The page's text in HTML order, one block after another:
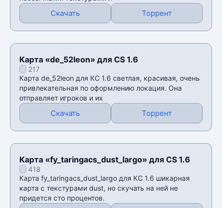
Скачать Торрент
Карта «de_52leon» для CS 1.6
217
Карта de_52leon для КС 1.6 светлая, красивая, очень
привлекательная по оформлению локация. Она
отправляет игроков и их
Скачать Торрент
Карта «fy_taringacs_dust_largo» для CS 1.6
418
Карта fy_taringacs_dust_largo для КС 1.6 шикарная
карта с текстурами dust, но скучать на ней не
придется сто процентов.